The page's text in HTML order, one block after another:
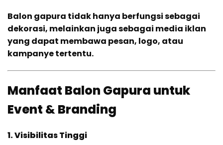
Balon gapura tidak hanya berfungsi sebagai
dekorasi, melainkan juga sebagai media iklan
yang dapat membawa pesan, logo, atau
kampanye tertentu.
Manfaat Balon Gapura untuk
Event & Branding
1. Visibilitas Tinggi